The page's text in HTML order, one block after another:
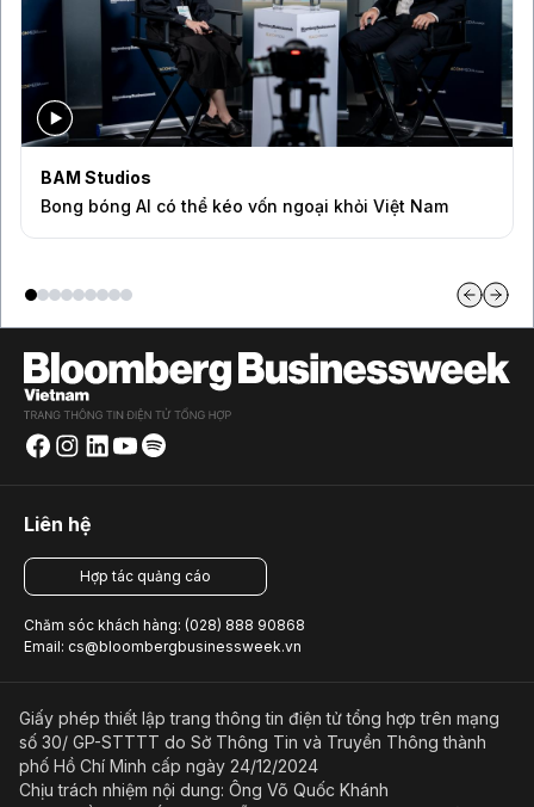
BAM Studios
Bong bóng AI có thể kéo vốn ngoại khỏi Việt Nam
Liên hệ
Hợp tác quảng cáo
Chăm sóc khách hàng: (028) 888 90868
Email: cs@bloombergbusinessweek.vn
Giấy phép thiết lập trang thông tin điện tử tổng hợp trên mạng
số 30/ GP-STTTT do Sở Thông Tin và Truyền Thông thành
phố Hồ Chí Minh cấp ngày 24/12/2024
Chịu trách nhiệm nội dung: Ông Võ Quốc Khánh